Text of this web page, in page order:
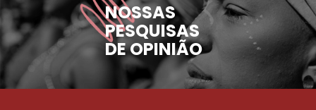
NOSSAS
PESQUISAS
DE OPINIÃO